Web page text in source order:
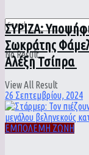
No Result
View All Result
ΣΥΡΙΖΑ:
Σωκράτης
Αλέξη Τσίπρα
26 Σεπτεμβρίου, 2024
ΕΜΠΟΛΕΜΗ ΖΩΝΗ